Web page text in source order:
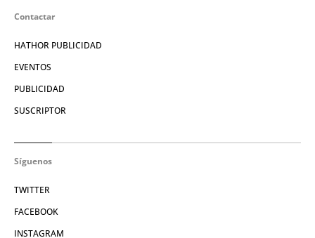
Contactar
HATHOR PUBLICIDAD
EVENTOS
PUBLICIDAD
SUSCRIPTOR
Síguenos
TWITTER
FACEBOOK
INSTAGRAM